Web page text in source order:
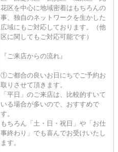
花区を中心に地域密着はもちろんの
事、独自のネットワークを生かした
広域にもご対応しております。（他
区に関してもご対応可能です）
『ご来店からの流れ』
①ご都合の良いお日にちでご予約お
取りさせて頂きます。
「平日」のご来店は、比較的すいて
いる場合が多いので、おすすめで
す。
もちろん「土・日・祝日」や「お仕
事終わり」でも喜んでお受けいたし
ます。